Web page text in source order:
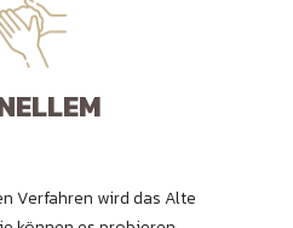
Verfahren wird das Alte